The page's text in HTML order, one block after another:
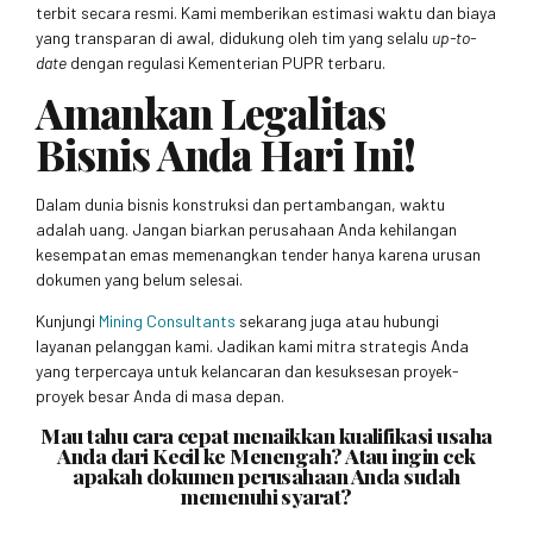
terbit secara resmi. Kami memberikan estimasi waktu dan biaya
yang transparan di awal, didukung oleh tim yang selalu up-to-
date dengan regulasi Kementerian PUPR terbaru.
Amankan Legalitas
Bisnis Anda Hari Ini!
Dalam dunia bisnis konstruksi dan pertambangan, waktu
adalah uang. Jangan biarkan perusahaan Anda kehilangan
kesempatan emas memenangkan tender hanya karena urusan
dokumen yang belum selesai.
Kunjungi Mining Consultants sekarang juga atau hubungi
layanan pelanggan kami. Jadikan kami mitra strategis Anda
yang terpercaya untuk kelancaran dan kesuksesan proyek-
proyek besar Anda di masa depan.
Mau tahu cara cepat menaikkan kualifikasi usaha
Anda dari Kecil ke Menengah? Atau ingin cek
apakah dokumen perusahaan Anda sudah
memenuhi syarat?